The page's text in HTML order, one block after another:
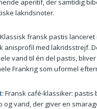
lakridsnoter.
fransk pastis
anisprofil med lakridsstrejf.
vand til én del pastis,
Frankrig som uformel
: Fransk café-klassiker: pastis
og vand, der giver en